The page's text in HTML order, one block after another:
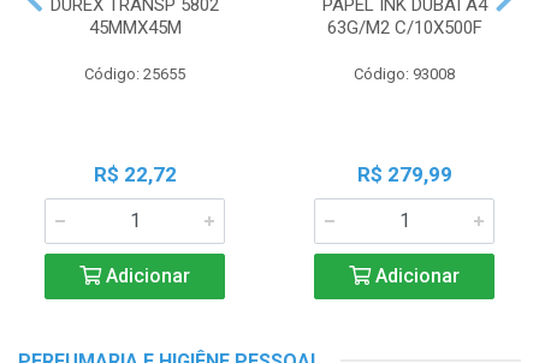
DUREX TRANSP 5802
45MMX45M
Código: 25655
R$ 22,72
Adicionar
PAPEL INK DUBAI A4
63G/M2 C/10X500F
Código: 93008
R$ 279,99
Adicionar